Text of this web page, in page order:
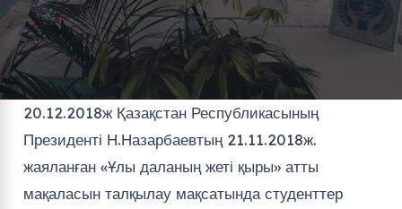
20.12.2018ж Қазақстан Республикасының
Президенті Н.Назарбаевтың 21.11.2018ж.
жаяланған «Ұлы даланың жеті қыры» атты
мақаласын талқылау мақсатында студенттер